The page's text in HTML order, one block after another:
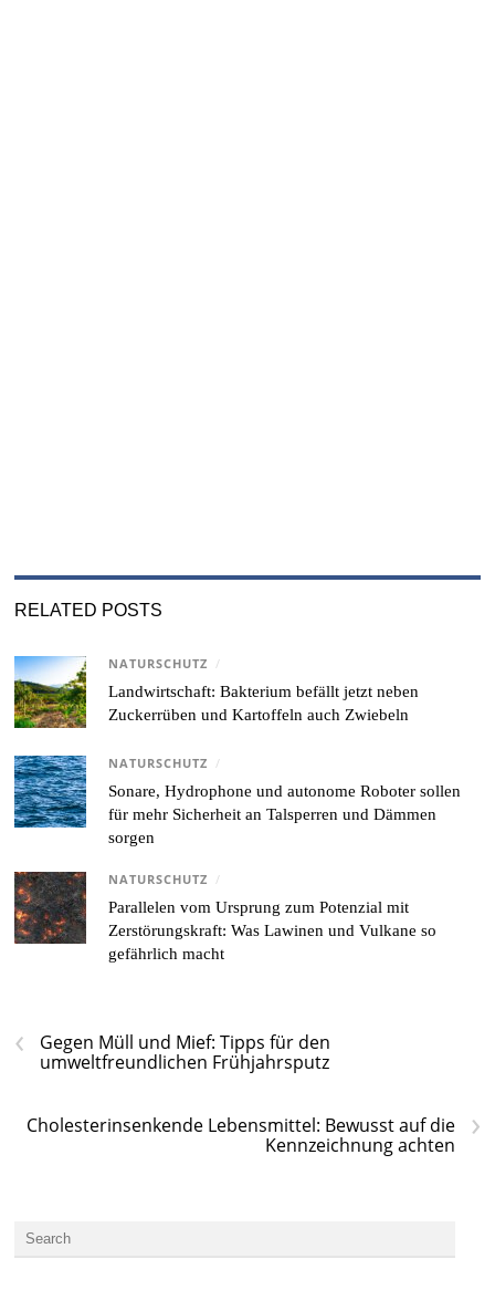
RELATED POSTS
NATURSCHUTZ /
Landwirtschaft: Bakterium befällt jetzt neben
Zuckerrüben und Kartoffeln auch Zwiebeln
NATURSCHUTZ /
Sonare, Hydrophone und autonome Roboter sollen
für mehr Sicherheit an Talsperren und Dämmen
sorgen
NATURSCHUTZ /
Parallelen vom Ursprung zum Potenzial mit
Zerstörungskraft: Was Lawinen und Vulkane so
gefährlich macht
‹
Gegen Müll und Mief: Tipps für den
umweltfreundlichen Frühjahrsputz
›
Cholesterinsenkende Lebensmittel: Bewusst auf die
Kennzeichnung achten